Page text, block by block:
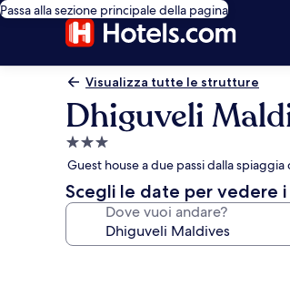
Passa alla sezione principale della pagina
Visualizza tutte le strutture
Dhiguveli
Struttura
a
3.0
stelle
Guest house a due passi dalla
Scegli le date per vedere i
Dove vuoi andare?